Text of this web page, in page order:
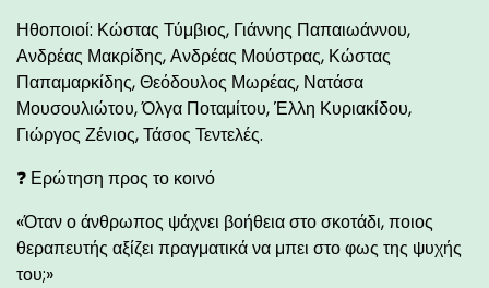
Ηθοποιοί: Κώστας Τύμβιος, Γιάννης Παπαιωάννου,
Ανδρέας Μακρίδης, Ανδρέας Μούστρας, Κώστας
Παπαμαρκίδης, Θεόδουλος Μωρέας, Νατάσα
Μουσουλιώτου, Όλγα Ποταμίτου, Έλλη Κυριακίδου,
Γιώργος Ζένιος, Τάσος Τεντελές.
❓ Ερώτηση προς το κοινό
«Όταν ο άνθρωπος ψάχνει βοήθεια στο σκοτάδι, ποιος
θεραπευτής αξίζει πραγματικά να μπει στο φως της ψυχής
του;»